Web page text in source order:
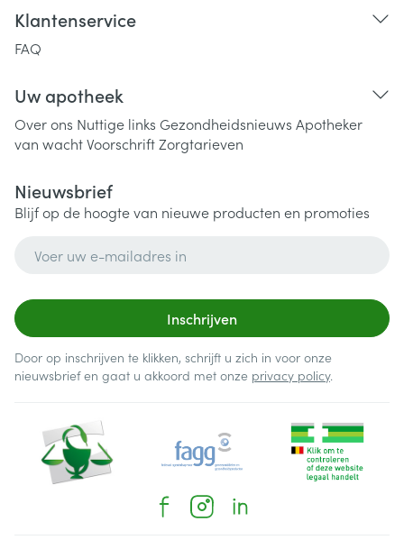
Klantenservice
FAQ
Uw apotheek
Over ons Nuttige links Gezondheidsnieuws Apotheker
van wachtVoorschriftZorgtarieven
Nieuwsbrief
Blijf op de hoogte van nieuwe producten en promoties
Inschrijven
Door op inschrijven te klikken, schrijft u zich in voor onze
nieuwsbrief en gaat u akkoord met onze privacy policy.